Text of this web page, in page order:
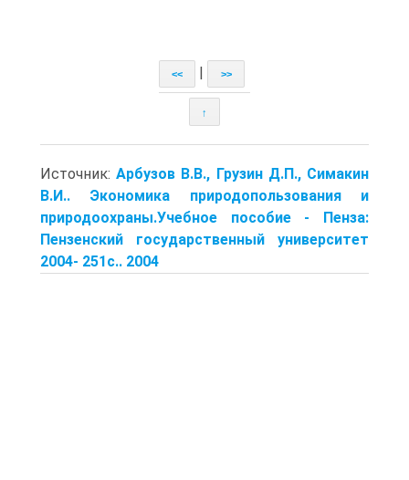
<< >>
↑
Источник:Арбузов В.В., Грузин Д.П., Симакин
В.И.. Экономика природопользования и
природоохраны.Учебное пособие - Пенза:
Пензенский государственный университет
2004- 251с.. 2004